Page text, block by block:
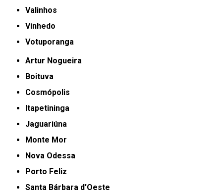
Valinhos
Vinhedo
Votuporanga
Artur Nogueira
Boituva
Cosmópolis
Itapetininga
Jaguariúna
Monte Mor
Nova Odessa
Porto Feliz
Santa Bárbara d'Oeste